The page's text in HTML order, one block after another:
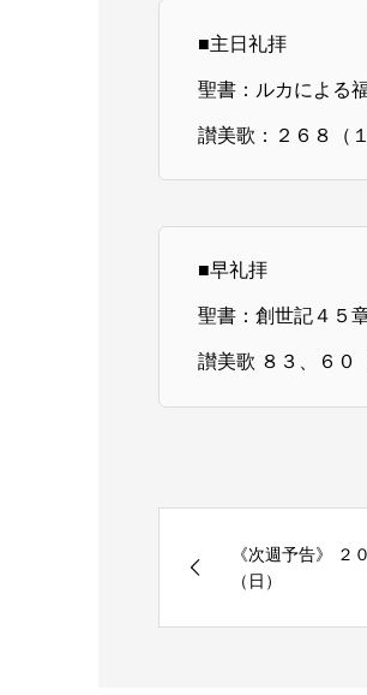
■主日礼拝
聖書：ルカによる
讃美歌：２６８（
■早礼拝
聖書：創世記４５
讃美歌 ８３、６０
《次週予告》 ２
（日）